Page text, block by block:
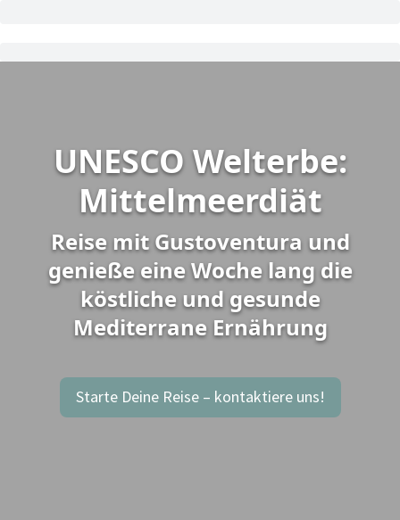
UNESCO Welterbe:
Mittelmeerdiät
Reise mit Gustoventura und
genieße eine Woche lang die
köstliche und gesunde
Mediterrane Ernährung
Starte Deine Reise – kontaktiere uns!